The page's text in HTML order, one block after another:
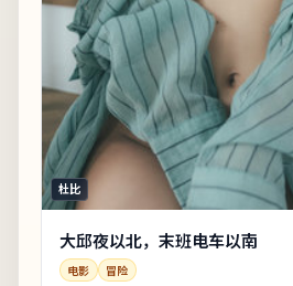
杜比
大邱夜以北，末班电车以南
电影 冒险